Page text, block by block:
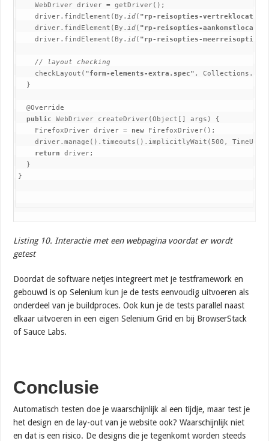
    WebDriver driver = getDriver();
    driver.findElement(By.
id( "rp-reisopties-vertreklocatie"
    driver.findElement(By.
id( "rp-reisopties-
    driver.findElement(By.
id( "rp-reisopties-meerreisopties"
// layout checking
    checkLayout(
"form-elements-extra.spec" , Collections.
  }
  @Override
public WebDriver createDriver(Object[] args) {
    FirefoxDriver driver =
new FirefoxDriver();
driver.manage().timeouts().implicitlyWait(500,
return driver;
  }
}
Listing 10. Interactie met een webpagina voordat er wordt
getest
Doordat de software netjes integreert met je testframework en
gebouwd is op Selenium kun je de tests eenvoudig uitvoeren als
onderdeel van je buildproces. Ook kun je de tests parallel naast
elkaar uitvoeren in een eigen Selenium Grid en bij BrowserStack
of Sauce Labs.
Conclusie
Automatisch testen doe je waarschijnlijk al een tijdje, maar test je
het design en de lay-out van je website ook? Waarschijnlijk niet
en dat is een risico. De designs die je tegenkomt worden steeds